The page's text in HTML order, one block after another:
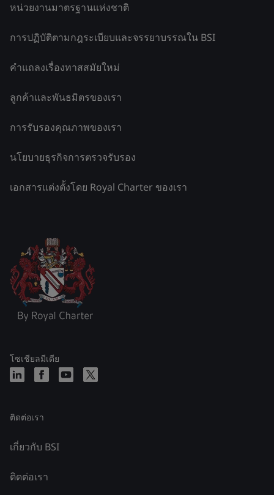
หน่วยงานมาตรฐานแห่งชาติ
การปฏิบัติตามกฎระเบียบและจรรยาบรรณใน BSI
คำแถลงเรื่องทาสสมัยใหม่
ลูกค้าและพันธมิตรของเรา
การรับรองคุณภาพของเรา
นโยบายธุรกิจการตรวจรับรอง
เอกสารแต่งตั้งโดย Royal Charter ของเรา
โซเชียลมีเดีย
ติดต่อเรา
เกี่ยวกับ BSI
ติดต่อเรา